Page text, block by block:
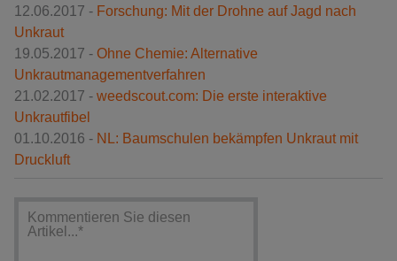
12.06.2017 - Forschung: Mit der Drohne auf Jagd nach
Unkraut
19.05.2017 - Ohne Chemie: Alternative
Unkrautmanagementverfahren
21.02.2017 - weedscout.com: Die erste interaktive
Unkrautfibel
01.10.2016 - NL: Baumschulen bekämpfen Unkraut mit
Druckluft